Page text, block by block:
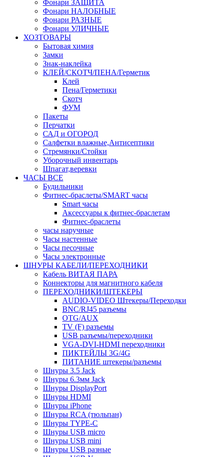
Фонари ЗАЩИТА
Фонари НАЛОБНЫЕ
Фонари РАЗНЫЕ
Фонари УЛИЧНЫЕ
ХОЗТОВАРЫ
Бытовая химия
Замки
Знак-наклейка
КЛЕЙ/СКОТЧ/ПЕНА/Герметик
Клей
Пена/Герметики
Скотч
ФУМ
Пакеты
Перчатки
САД и ОГОРОД
Салфетки влажные,Антисептики
Стремянки/Стойки
Уборочный инвентарь
Шпагат,веревки
ЧАСЫ ВСЕ
Будильники
Фитнес-браслеты/SMART часы
Smart часы
Аксессуары к фитнес-браслетам
Фитнес-браслеты
часы наручные
Часы настенные
Часы песочные
Часы электронные
ШНУРЫ КАБЕЛИ/ПЕРЕХОДНИКИ
Кабель ВИТАЯ ПАРА
Коннекторы для магнитного кабеля
ПЕРЕХОДНИКИ/ШТЕКЕРЫ
AUDIO-VIDEO Штекеры/Переходки
BNC/RJ45 разъемы
OTG/AUX
TV (F) разъемы
USB разъемы/переходники
VGA-DVI-HDMI переходники
ПИКТЕЙЛЫ 3G/4G
ПИТАНИЕ штекеры/разъемы
Шнуры 3.5 Jack
Шнуры 6.3мм Jack
Шнуры DisplayPort
Шнуры HDMI
Шнуры iPhone
Шнуры RCA (тюльпан)
Шнуры TYPE-C
Шнуры USB micro
Шнуры USB mini
Шнуры USB разные